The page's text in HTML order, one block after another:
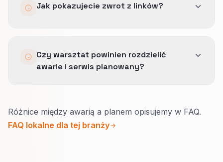
linków lub porządki tylko wtedy, gdy dane to
Jak pokazujecie zwrot z linków?
takie jak: diagnostyka i naprawa awaryjna,
konwersje wspomagane i stabilniejszy udział
Czy warsztat powinien rozdzielić
awarie i serwis planowany?
Awaria: szybki kontakt, co holujecie,
przybliżone godziny.
Różnice między awarią a planem opisujemy w FAQ.
FAQ lokalne dla tej branży